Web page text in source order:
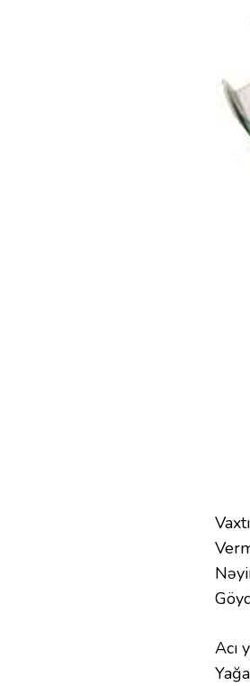
Acı